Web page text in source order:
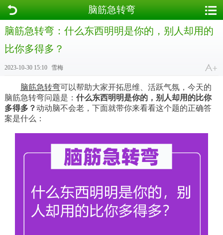
脑筋急转弯
脑筋急转弯：什么东西明明是你的，别人却用的
比你多得多？
2023-10-30 15:10 雪梅
脑筋急转弯可以帮助大家开拓思维、活跃气氛，今天的
脑筋急转弯问题是： 什么东西明明是你的，别人却用的比你
多得多？动动脑不会老，下面就带你来看看这个题的正确答
案是什么：